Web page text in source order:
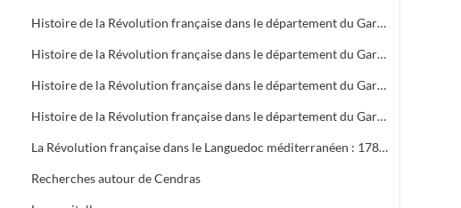
Histoire de la Révolution française dans le département du Gard. Tome 1 : La Constituante (1788-1791)
Histoire de la Révolution française dans le département du Gard. Tome 2 : La Législative (1791-1792)
Histoire de la Révolution française dans le département du Gard. Tome 3 : La Convention nationale (Le fédéralisme, 1792-1793)
Histoire de la Révolution française dans le département du Gard. Tome 4 : La Convention nationale (La Terreur, 1793-1794)
La Révolution française dans le Languedoc méditerranéen : 1789-1799
Recherches autour de Cendras